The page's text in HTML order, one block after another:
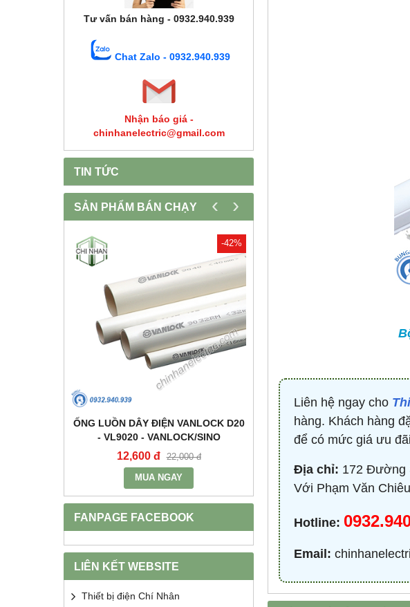
Tư vấn bán hàng - 0932.940.939
Chat Zalo - 0932.940.939
Nhận báo giá -
chinhanelectric@gmail.com
TIN TỨC
SẢN PHẨM BÁN CHẠY
-42%
ỐNG LUỒN DÂY ĐIỆN VANLOCK D20
- VL9020 - VANLOCK/SINO
12,600 đ 22,000 đ
MUA NGAY
TỤ BÙ TRÒN 20KVAR 3P
HDCAP304500203 - HIMEL
‹ ›
FANPAGE FACEBOOK
LIÊN KẾT WEBSITE
Thiết bị điện Chí Nhân
Liên hệ ngay cho
hàng. Khách hàng
để có mức giá ưu
Địa chỉ: 172 Đường
Với Phạm Văn
Hotline:
Email: